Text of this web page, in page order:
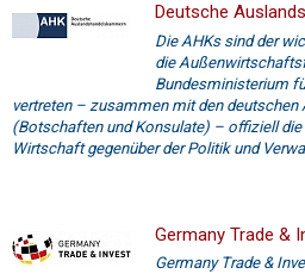
Deutsche
Die AHKs sind der
die
Bundesministerium
vertreten – zusammen mit den deutschen
(Botschaften und Konsulate) – offiziell
Wirtschaft gegenüber der Politik und
Germany Trade &
Germany Trade &